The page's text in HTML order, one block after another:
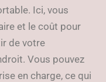
Ici, vous
et le coût pour
de votre
Vous pouvez
en charge, ce qui